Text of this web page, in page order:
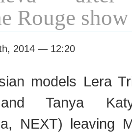
Rouge show
2014 — 12:20
models Lera
Tanya
NEXT) leaving